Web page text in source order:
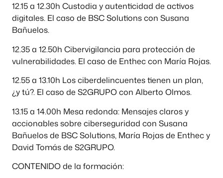
12.15 a 12.30h Custodia y autenticidad de activos
digitales. El caso de BSC Solutions con Susana
Bañuelos.
12.35 a 12.50h Cibervigilancia para protección de
vulnerabilidades. El caso de Enthec con María Rojas.
12.55 a 13.10h Los ciberdelincuentes tienen un plan,
¿y tú?. El caso de S2GRUPO con Alberto Olmos.
13.15 a 14.00h Mesa redonda: Mensajes claros y
accionables sobre ciberseguridad con Susana
Bañuelos de BSC Solutions, María Rojas de Enthec y
David Tomás de S2GRUPO.
CONTENIDO de la formación: